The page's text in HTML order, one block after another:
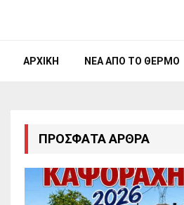
ΑΡΧΙΚΉ ΝΈΑ ΑΠΟ ΤΟ ΘΈΡΜΟ
ΠΡΌΣΦΑΤΑ ΆΡΘΡΑ